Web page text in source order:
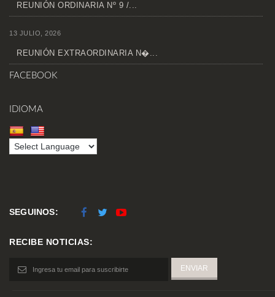
REUNIÓN ORDINARIA Nº 9 /...
13 JULIO, 2026
REUNIÓN EXTRAORDINARIA N�...
FACEBOOK
IDIOMA
SEGUINOS:
RECIBE NOTICIAS: